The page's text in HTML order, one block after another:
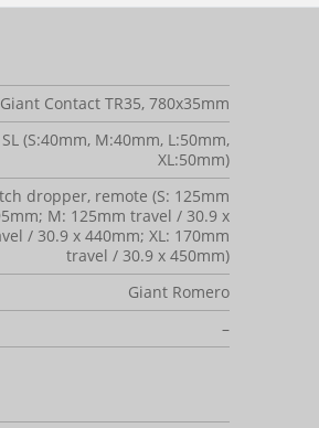
Giant Contact TR35, 780x35mm
(S:40mm, M:40mm, L:50mm,
XL:50mm)
dropper, remote (S: 125mm
M: 125mm travel / 30.9 x
/ 30.9 x 440mm; XL: 170mm
travel / 30.9 x 450mm)
Giant Romero
–